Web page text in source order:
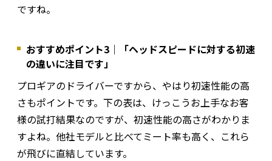
ですね。
おすすめポイント3｜「ヘッドスピードに対する初速
の違いに注目です」
プロギアのドライバーですから、やはり初速性能の高
さもポイントです。下の表は、けっこうお上手なお客
様の試打結果なのですが、初速性能の高さがわかりま
すよね。他社モデルと比べてミート率も高く、これら
が飛びに直結しています。